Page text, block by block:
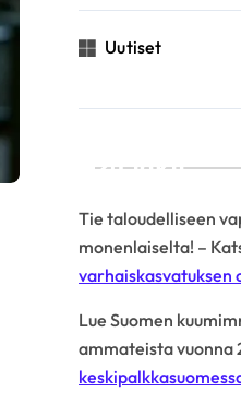
Uutiset
Linkit
Tie taloudelliseen
monenlaiselta! –
varhaiskasvatuksen
Lue Suomen
ammateista vuonna